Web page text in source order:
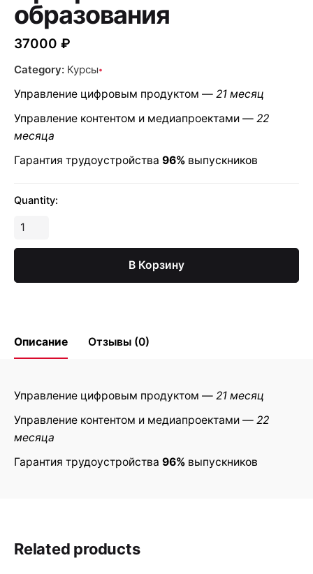
образования
37000 ₽
Category: Курсы
Управление цифровым продуктом — 21 месяц
Управление контентом и медиапроектами — 22
месяца
Гарантия трудоустройства 96% выпускников
Quantity:
Количество
В Корзину
Описание Отзывы (0)
Управление цифровым продуктом — 21 месяц
Управление контентом и медиапроектами — 22
месяца
Гарантия трудоустройства 96% выпускников
Reviews
There are no reviews yet.
Be the first to review “Программа
высшего образования”
Rate this product:
Related products